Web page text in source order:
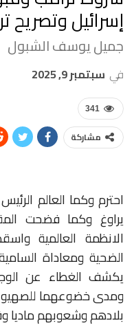
إسرائيل وتصريح
جميل يوسف الشبول
في سبتمبر 9, 2025
341
مشاركة
احترم وكما العالم
يراوغ وكما فضحت
الانظمة العالمية
الضحية ومعاداة
يكشف الغطاء عن
ومدى خضوعهما
بلادهم وشعوبهم ماديا